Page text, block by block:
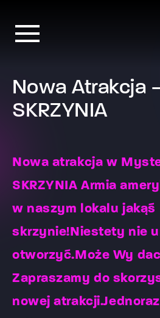
Nowa Atrakcja
SKRZYNIA
Nowa atrakcja w
SKRZYNIA Armia
w naszym lokalu jakąś
skrzynie!Niestety nie
otworzyć.Może Wy
Zapraszamy do
nowej